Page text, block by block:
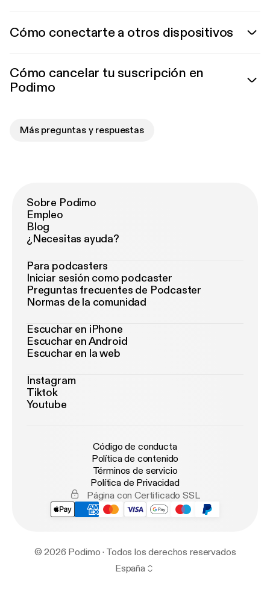
Cómo conectarte a otros dispositivos
Cómo cancelar tu suscripción en
Podimo
Más preguntas y respuestas
Sobre Podimo
Empleo
Blog
¿Necesitas ayuda?
Para podcasters
Iniciar sesión como podcaster
Preguntas frecuentes de Podcaster
Normas de la comunidad
Escuchar en iPhone
Escuchar en Android
Escuchar en la web
Instagram
Tiktok
Youtube
Código de conducta
Política de contenido
Términos de servicio
Política de Privacidad
Página con Certificado SSL
© 2026 Podimo · Todos los derechos reservados
España